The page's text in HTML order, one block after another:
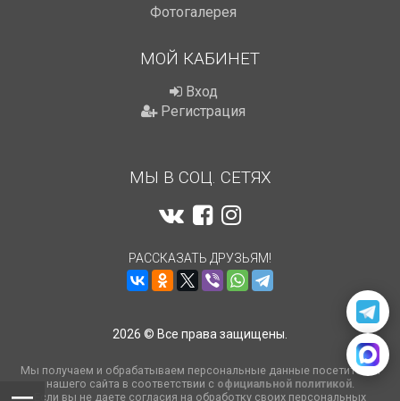
Фотогалерея
МОЙ КАБИНЕТ
Вход
Регистрация
МЫ В СОЦ. СЕТЯХ
РАССКАЗАТЬ ДРУЗЬЯМ!
2026 © Все права защищены.
Мы получаем и обрабатываем персональные данные посетителей
нашего сайта в соответствии с официальной политикой.
Если вы не даете согласия на обработку своих персональных